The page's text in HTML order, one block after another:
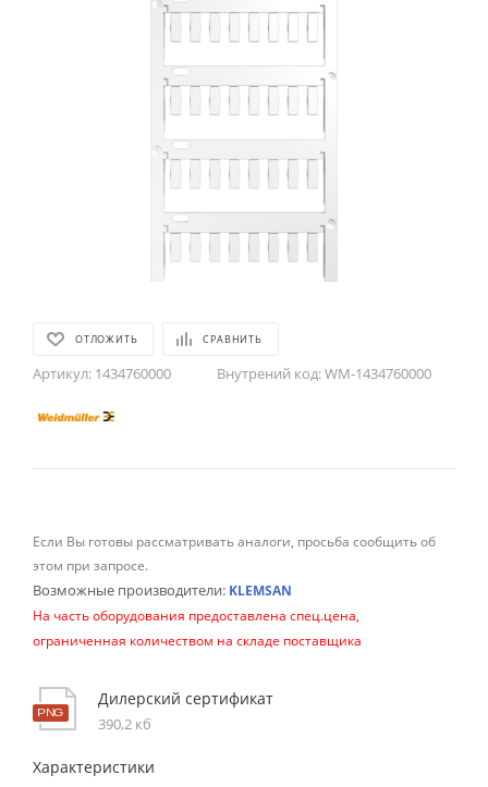
ОТЛОЖИТЬ СРАВНИТЬ
Артикул: 1434760000 Внутрений код:WM-1434760000
Если Вы готовы рассматривать аналоги, просьба сообщить об
этом при запросе.
Возможные производители: KLEMSAN
На часть оборудования предоставлена спец.цена,
ограниченная количеством на складе поставщика
Дилерский сертификат
390,2 кб
Характеристики